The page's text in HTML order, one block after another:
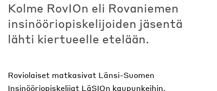
Kolme RovIOn eli Rovaniemen
insinööriopiskelijoiden jäsentä
lähti kiertueelle etelään.
Roviolaiset matkasivat Länsi-Suomen
Insinööriopiskelijat LäSIOn kaupunkeihin.